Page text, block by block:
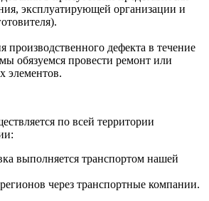
эксплуатирующей организации и
производственного дефекта в течение
обязуемся провести ремонт или
элементов.
по всей территории
выполняется транспортом нашей
через транспортные компании.